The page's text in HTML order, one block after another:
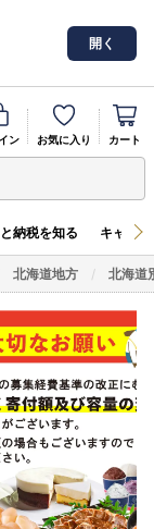
開く
ン お気に入り カート
納税を知る キャン
北海道地方 北海道